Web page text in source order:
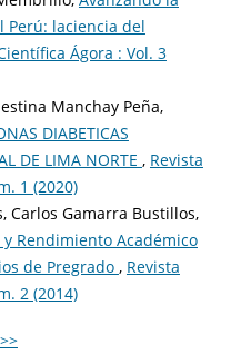
Perú: laciencia del
Ágora : Vol. 3
Manchay Peña,
DIABETICAS
DE LIMA NORTE , Revista
1 (2020)
Carlos Gamarra Bustillos,
Rendimiento Académico
de Pregrado , Revista
2 (2014)
>>